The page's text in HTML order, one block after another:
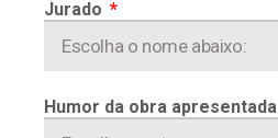
Jurado
Humor da obra apresentada